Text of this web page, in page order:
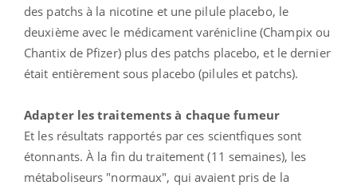
des patchs à la nicotine et une pilule placebo, le
deuxième avec le médicament varénicline (Champix ou
Chantix de Pfizer) plus des patchs placebo, et le dernier
était entièrement sous placebo (pilules et patchs).
Adapter les traitements à chaque fumeur
Et les résultats rapportés par ces scientfiques sont
étonnants. À la fin du traitement (11 semaines), les
métaboliseurs "normaux", qui avaient pris de la